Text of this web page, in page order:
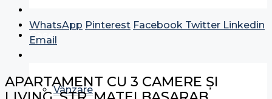
Case
Vânzare
WhatsApp Pinterest Facebook Twitter Linkedin
Email
APARTAMENT CU 3 CAMERE ȘI